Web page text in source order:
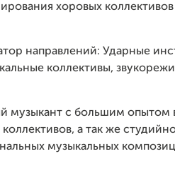
хоровых
направлений: Ударные
коллективы,
музыкант с большим опытом
коллективов, а так же
музыкальных